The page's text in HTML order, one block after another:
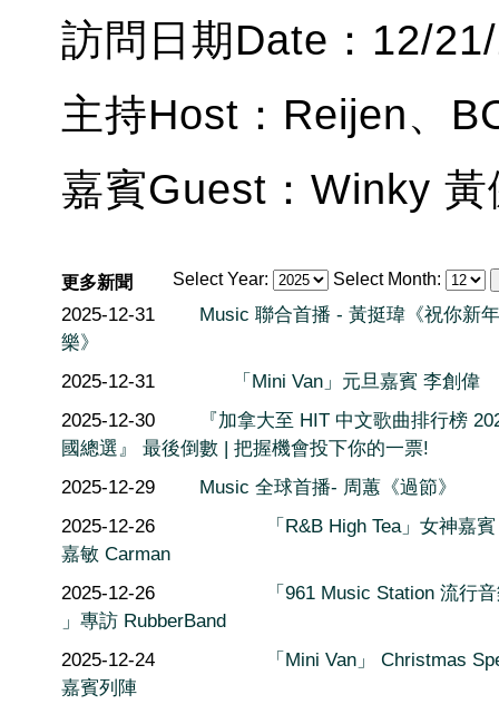
訪問日期Date：12/
主持Host：Reijen、
嘉賓Guest：Winky 黃
Select Year: Select Month:
更多新聞
2025-12-31
Music 聯合首播 - 黃挺瑋《祝你新
樂》
2025-12-31
「Mini Van」元旦嘉賓 李創偉
2025-12-30
『加拿大至 HIT 中文歌曲排行榜
國總選』 最後倒數 | 把握機會投下你的一票!
2025-12-29
Music 全球首播- 周蕙《過節》
2025-12-26
「R&B High Tea」女神嘉
嘉敏 Carman
2025-12-26
「961 Music Station 流行
」專訪 RubberBand
2025-12-24
「Mini Van」 Christmas
嘉賓列陣